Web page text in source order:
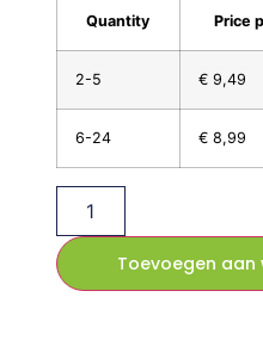
Quantity Price
2-5 €9,49
6-24 €8,99
Toevoegen aan